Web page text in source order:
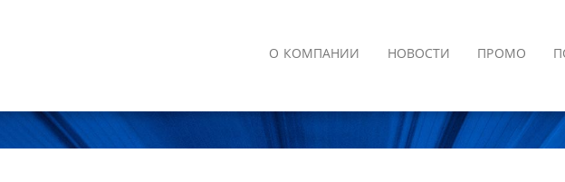
О КОМПАНИИ НОВОСТИ ПРОМО